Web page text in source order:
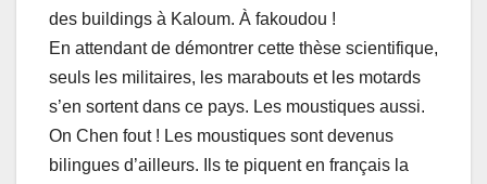
des buildings à Kaloum. À fakoudou !
En attendant de démontrer cette thèse scientifique,
seuls les militaires, les marabouts et les motards
s’en sortent dans ce pays. Les moustiques aussi.
On Chen fout ! Les moustiques sont devenus
bilingues d’ailleurs. Ils te piquent en français la